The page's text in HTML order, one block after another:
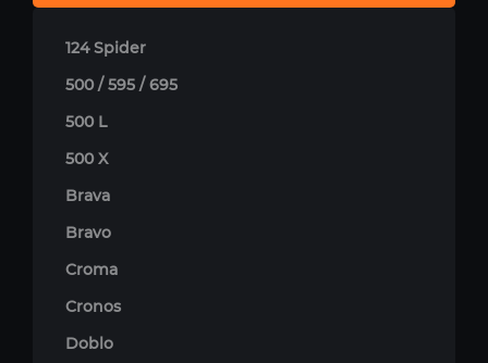
124 Spider
500 / 595 / 695
500 L
500 X
Brava
Bravo
Croma
Cronos
Doblo